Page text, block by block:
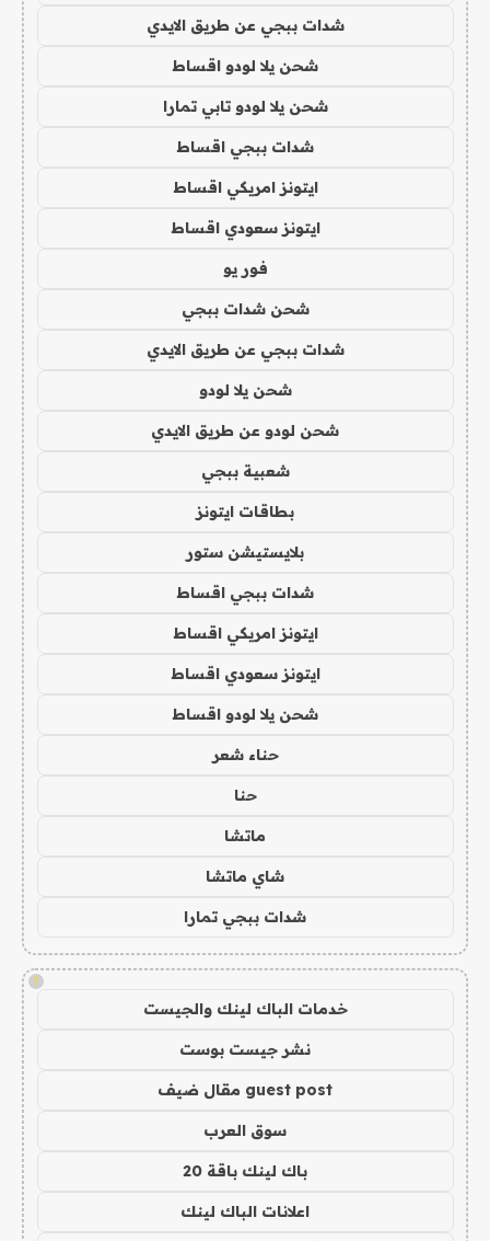
شدات ببجي عن طريق الايدي
شحن يلا لودو اقساط
شحن يلا لودو تابي تمارا
شدات ببجي اقساط
ايتونز امريكي اقساط
ايتونز سعودي اقساط
فور يو
شحن شدات ببجي
شدات ببجي عن طريق الايدي
شحن يلا لودو
شحن لودو عن طريق الايدي
شعبية ببجي
بطاقات ايتونز
بلايستيشن ستور
شدات ببجي اقساط
ايتونز امريكي اقساط
ايتونز سعودي اقساط
شحن يلا لودو اقساط
حناء شعر
حنا
ماتشا
شاي ماتشا
شدات ببجي تمارا
!
خدمات الباك لينك والجيست
نشر جيست بوست
guest post مقال ضيف
سوق العرب
باك لينك باقة 20
اعلانات الباك لينك